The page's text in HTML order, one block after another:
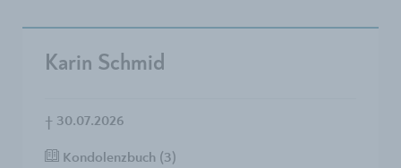
Karin Schmid
† 30.07.2026
Kondolenzbuch (3)